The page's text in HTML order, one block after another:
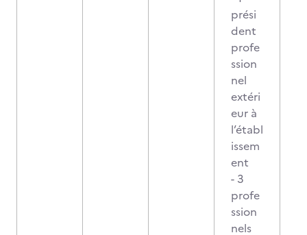
prési
dent
profe
ssion
nel
extéri
eur à
l’établ
issem
ent
- 3
profe
ssion
nels